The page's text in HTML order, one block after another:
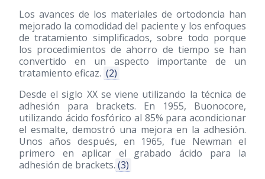
Los avances de los materiales de ortodoncia han
mejorado la comodidad del paciente y los enfoques
de tratamiento simplificados, sobre todo porque
los procedimientos de ahorro de tiempo se han
convertido en un aspecto importante de un
tratamiento eficaz. (2)
Desde el siglo XX se viene utilizando la técnica de
adhesión para brackets. En 1955, Buonocore,
utilizando ácido fosfórico al 85% para acondicionar
el esmalte, demostró una mejora en la adhesión.
Unos años después, en 1965, fue Newman el
primero en aplicar el grabado ácido para la
adhesión de brackets. (3)